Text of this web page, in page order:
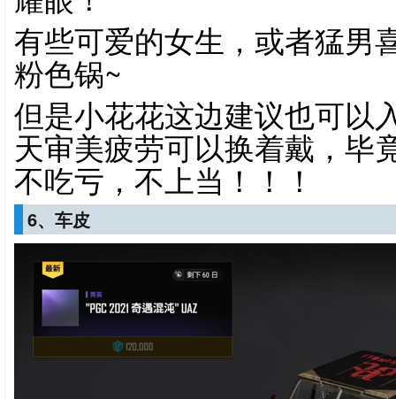
有些可爱的女生，或者猛男
粉色锅~
但是小花花这边建议也可以
天审美疲劳可以换着戴，毕
不吃亏，不上当！！！
6、车皮